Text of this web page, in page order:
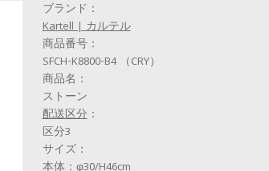
ブランド：
Kartell | カルテル
商品番号：
SFCH-K8800-B4 （CRY）
商品名：
ストーン
配送区分：
区分3
サイズ：